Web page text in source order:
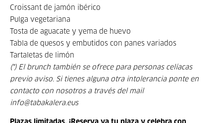
Croissant de jamón ibérico
Pulga vegetariana
Tosta de aguacate y yema de huevo
Tabla de quesos y embutidos con panes variados
Tartaletas de limón
(*) El brunch también se ofrece para personas celíacas
previo aviso. Si tienes alguna otra intolerancia ponte en
contacto con nosotros a través del mail
info@tabakalera.eus